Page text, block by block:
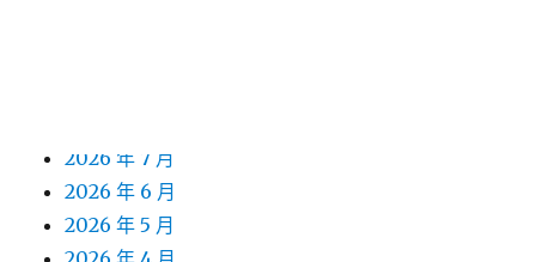
2026 年 7 月
2026 年 6 月
2026 年 5 月